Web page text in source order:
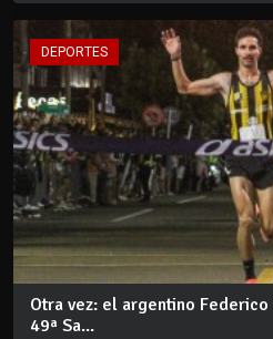
DEPORTES
Otra vez: el argentino
49ª Sa...